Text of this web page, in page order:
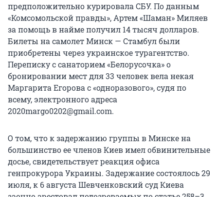
предположительно курировала СБУ. По данным
«Комсомольской правды», Артем «Шаман» Миляев
за помощь в найме получил 14 тысяч долларов.
Билеты на самолет Минск — Стамбул были
приобретены через украинское турагентство.
Переписку с санаторием «Белорусочка» о
бронировании мест для 33 человек вела некая
Маргарита Егорова с «одноразового», судя по
всему, электронного адреса
2020margo0202@gmail.com.
О том, что к задержанию группы в Минске на
большинство ее членов Киев имел обвинительные
досье, свидетельствует реакция офиса
генпрокурора Украины. Задержание состоялось 29
июля, к 6 августа Шевченковский суд Киева